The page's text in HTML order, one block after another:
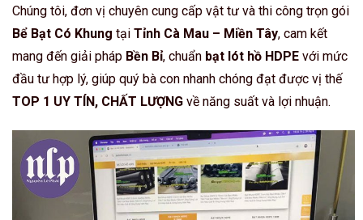
Chúng tôi, đơn vị chuyên cung cấp vật tư và thi công trọn gói
Bể Bạt Có Khung tại Tỉnh Cà Mau – Miền Tây, cam kết
mang đến giải pháp Bền Bỉ, chuẩn bạt lót hồ HDPE với mức
đầu tư hợp lý, giúp quý bà con nhanh chóng đạt được vị thế
TOP 1 UY TÍN, CHẤT LƯỢNG về năng suất và lợi nhuận.